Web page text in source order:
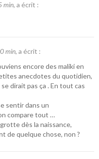
min, a écrit :
min, a écrit :
encore des maliki en
anecdotes du quotidien,
dirait pas ça . En tout cas
sentir dans un
compare tout …
dès la naissance,
de quelque chose, non ?